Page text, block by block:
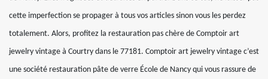
cette imperfection se propager à tous vos articles sinon vous les perdez
totalement. Alors, profitez la restauration pas chère de Comptoir art
jewelry vintage à Courtry dans le 77181. Comptoir art jewelry vintage c’est
une société restauration pâte de verre École de Nancy qui vous rassure de